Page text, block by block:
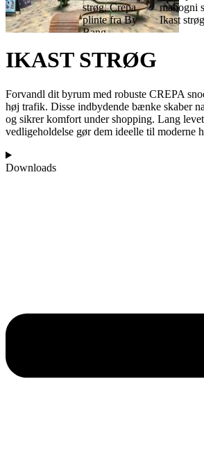
IKAST STRØG
Forvandl dit byrum med robuste CREPA
høj trafik. Disse indbydende bænke skaber
og sikrer komfort under shopping. Lang
vedligeholdelse gør dem ideelle til moderne
Downloads